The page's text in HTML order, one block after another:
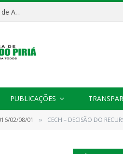
Processo Seletivo nº 001/2025 para Contratação Temporária de Agentes Comunitários de Saúde (ACS)
PUBLICAÇÕES
02/08/01 » CECH – DECISÃO DO